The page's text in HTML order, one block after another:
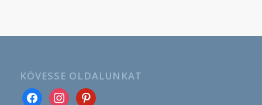
KÖVESSE OLDALUNKAT